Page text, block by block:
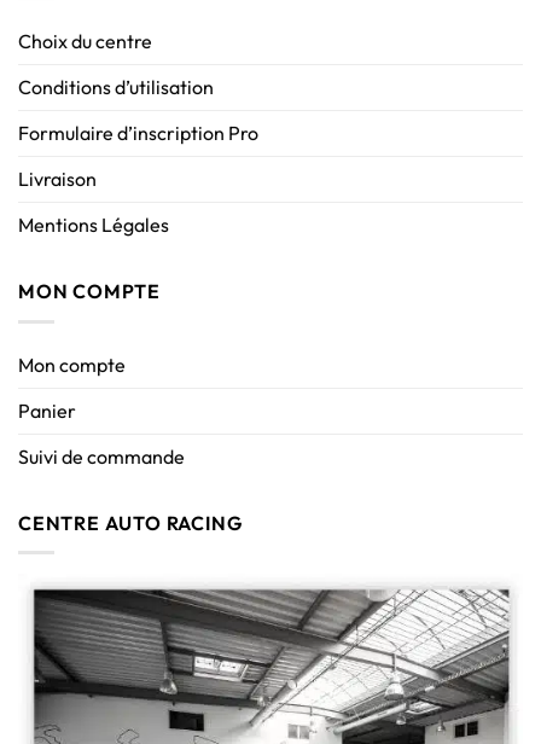
Choix du centre
Conditions d’utilisation
Formulaire d’inscription Pro
Livraison
Mentions Légales
MON COMPTE
Mon compte
Panier
Suivi de commande
CENTRE AUTO RACING